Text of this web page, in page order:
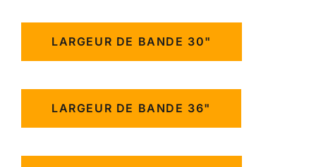
LARGEUR DE BANDE 30"
LARGEUR DE BANDE 36"